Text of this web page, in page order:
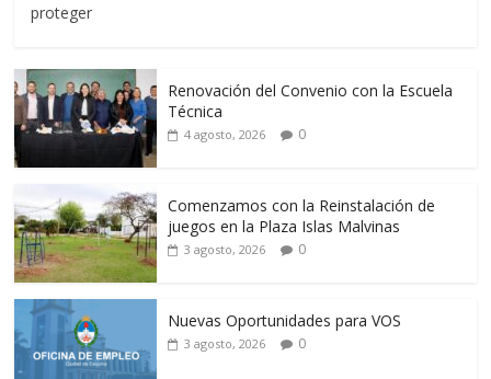
proteger
Renovación del Convenio con la Escuela
Técnica
4 agosto, 2026 0
Comenzamos con la Reinstalación de
juegos en la Plaza Islas Malvinas
3 agosto, 2026 0
Nuevas Oportunidades para VOS
3 agosto, 2026 0